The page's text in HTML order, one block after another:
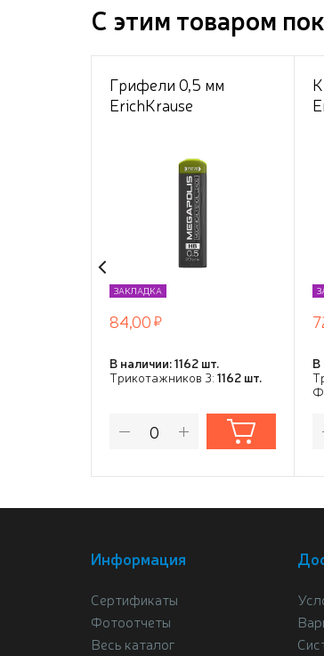
С этим товаром
Грифели 0,5 мм
ErichKrause
карандашей (в
футляре по 20 шт.)
ЗАКЛАДКА
84,00
В наличии: 1162 шт.
Трикотажников 3: 1162 шт.
В
Информация
Сертификаты
Фотоотчеты
Весь каталог